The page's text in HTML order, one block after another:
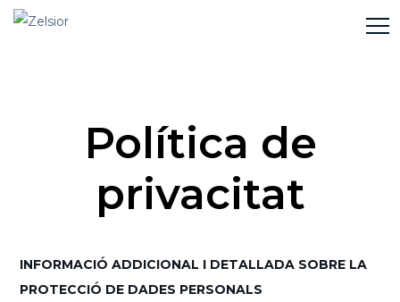
Política de
privacitat
INFORMACIÓ ADDICIONAL I DETALLADA SOBRE LA
PROTECCIÓ DE DADES PERSONALS